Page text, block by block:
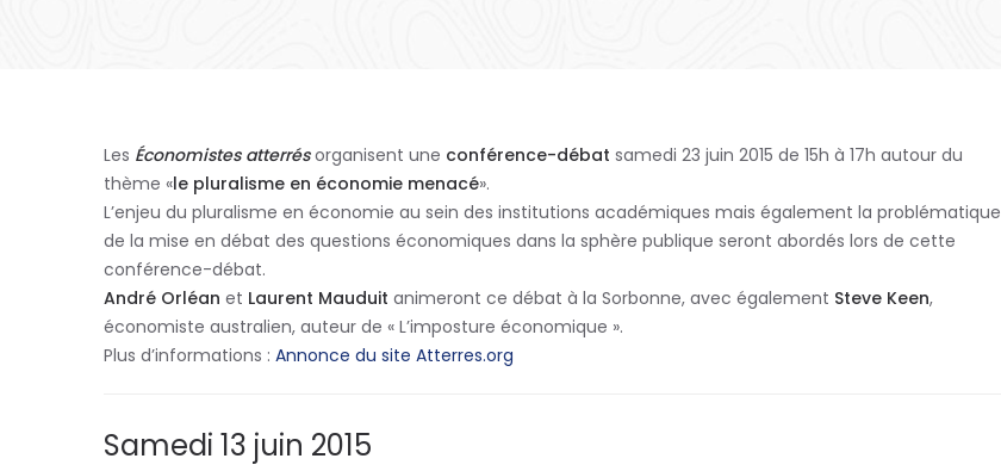
Les Économistes atterrésorganisent une conférence-débat samedi 23 juin 2015 de 15h à 17h autour du
thème «le pluralisme en économie menacé».
L’enjeu du pluralisme en économie au sein des institutions académiques mais également la problématique
de la mise en débat des questions économiques dans la sphère publique seront abordés lors de cette
conférence-débat.
André Orléan et Laurent Mauduit animeront ce débat à la Sorbonne, avec également Steve Keen,
économiste australien, auteur de « L’imposture économique ».
Plus d’informations : Annonce du site Atterres.org
Samedi 13 juin 2015